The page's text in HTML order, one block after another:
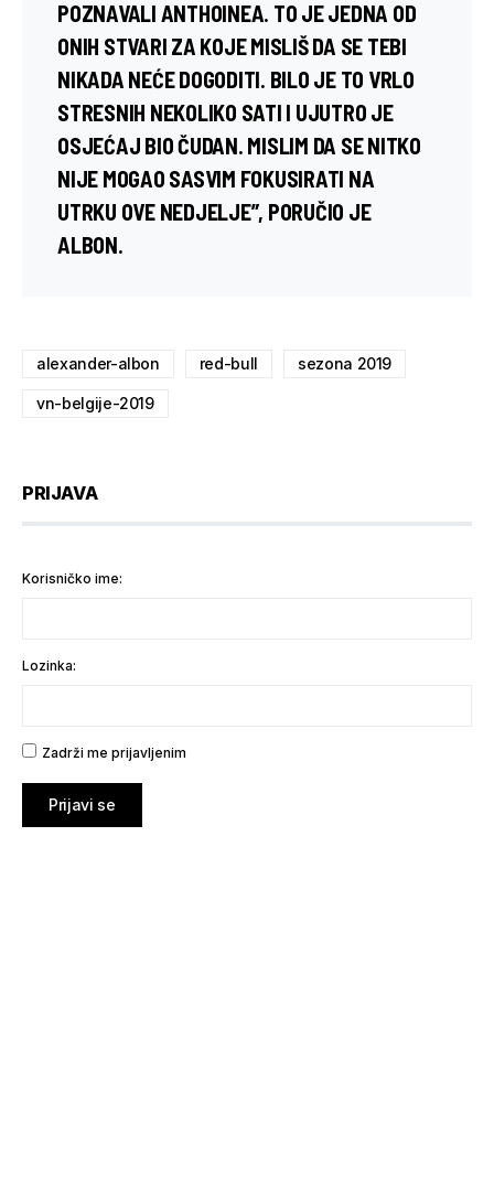
POZNAVALI ANTHOINEA. TO JE JEDNA OD
ONIH STVARI ZA KOJE MISLIŠ DA SE TEBI
NIKADA NEĆE DOGODITI. BILO JE TO VRLO
STRESNIH NEKOLIKO SATI I UJUTRO JE
OSJEĆAJ BIO ČUDAN. MISLIM DA SE NITKO
NIJE MOGAO SASVIM FOKUSIRATI NA
UTRKU OVE NEDJELJE”, PORUČIO JE
ALBON.
alexander-albon red-bull sezona 2019
vn-belgije-2019
PRIJAVA
Korisničko ime:
Lozinka:
Zadrži me prijavljenim
Prijavi se